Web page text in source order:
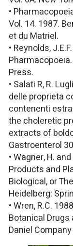
•
Vol. 14. 1987.
et du Matriel.
• Reynolds,
Press.
• Salati R, R.
delle proprieta
contenenti
the choleretic
extracts of
Gastroenterol
• Wagner, H.
Products and
Biological, or
Heidelberg:
• Wren, R.C.
Botanical Drugs
Daniel